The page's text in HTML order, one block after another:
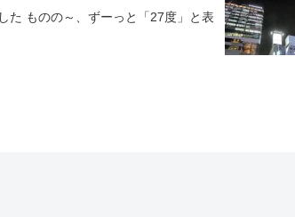
た ものの～、ずーっと「27度」と表